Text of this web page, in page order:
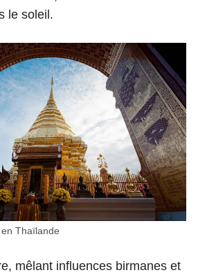
le soleil.
Thaïlande
mêlant influences birmanes et